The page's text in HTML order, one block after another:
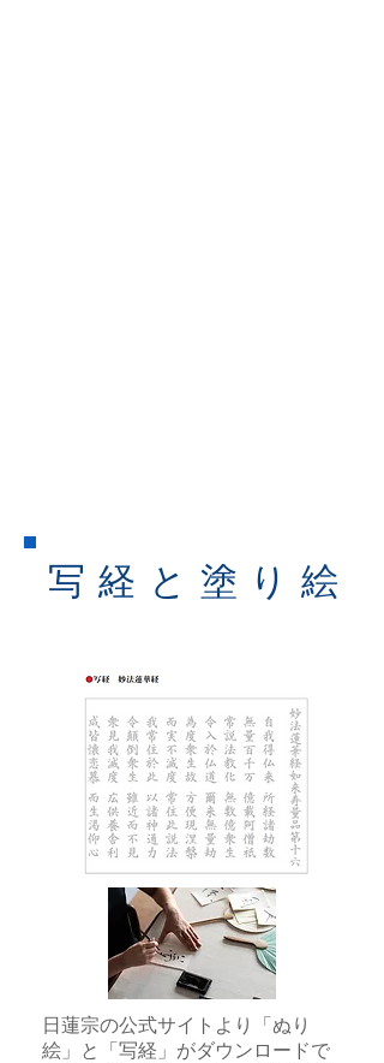
​写経と塗り絵
日蓮宗の公式サイトより「ぬり
絵」と「写経」がダウンロードで